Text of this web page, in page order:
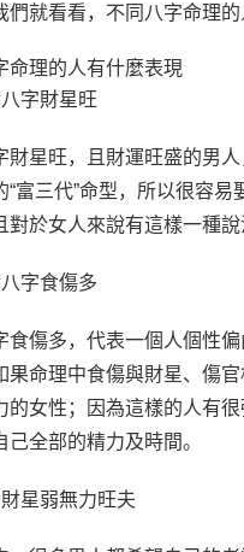
們就看看，不同八字命理的
命理的人有什麼表現
字財星旺
財星旺，且財運旺盛的男
“富三代”命型，所以很容
對於女人來說有這樣一種
字食傷多
食傷多，代表一個人個性
果命理中食傷與財星、傷
的女性；因為這樣的人有
己全部的精力及時間。
星弱無力旺夫